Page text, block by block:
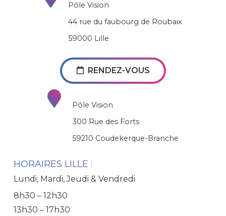
Pôle Vision
44 rue du faubourg de Roubaix
59000 Lille
RENDEZ-VOUS
Pôle Vision
300 Rue des Forts
59210 Coudekerque-Branche
HORAIRES LILLE :
Lundi, Mardi, Jeudi & Vendredi
8h30 – 12h30
13h30 – 17h30